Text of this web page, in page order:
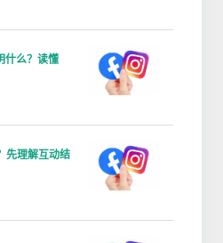
什么？读懂
先理解互动结